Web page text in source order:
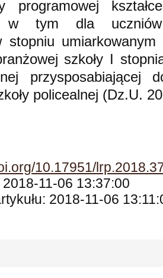
programowej
w tym dla uczniów
stopniu umiarkowanym
szkoły I
przysposabiającej
policealnej (Dz.U.
10.17951/
11-06 13:37:00
2018-11-06